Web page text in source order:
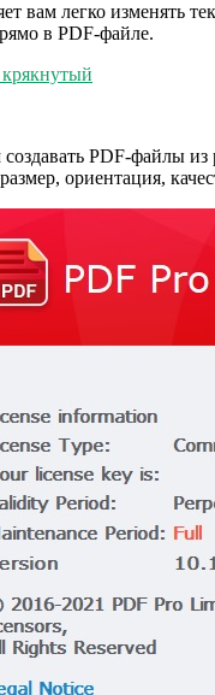
вам легко изменять
в PDF-файле.
PDF-файлы
ориентация,